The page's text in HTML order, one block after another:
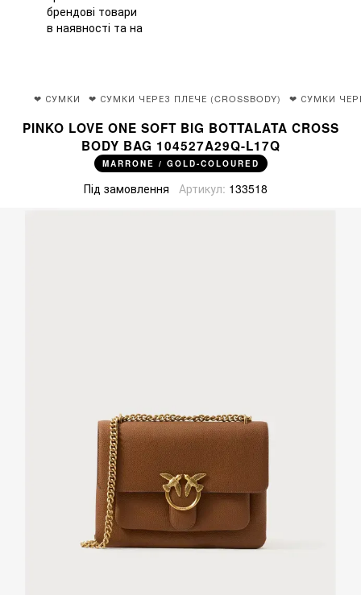
❤ СУМКИ ❤ СУМКИ ЧЕРЕЗ ПЛЕЧЕ (CROSSBODY) ❤ СУМКИ
PINKO LOVE ONE SOFT BIG BOTTALATA CROSS
BODY BAG 104527A29Q-L17Q
MARRONE / GOLD-COLOURED
Під замовлення Артикул: 133518